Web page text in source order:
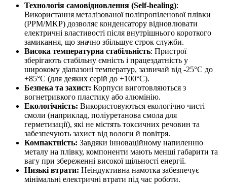
Технологія самовідновлення (Self-healing):
Використання металізованої поліпропіленової плівки
(PPM/MKP) дозволяє конденсатору відновлювати
електричні властивості після внутрішнього короткого
замикання, що значно збільшує строк служби.
Висока температурна стабільність: Пристрої
зберігають стабільну ємність і працездатність у
широкому діапазоні температур, зазвичай від -25°C до
+85°C (для деяких серій до +100°C).
Безпека та захист: Корпуси виготовляються з
вогнетривкого пластику або алюмінію.
Екологічність: Використовуються екологічно чисті
смоли (наприклад, поліуретанова смола для
герметизації), які не містять токсичних речовин та
забезпечують захист від вологи й повітря.
Компактність: Завдяки інноваційному напиленню
металу на плівку, компоненти мають менші габарити та
вагу при збереженні високої щільності енергії.
Низькі втрати: Неіндуктивна намотка забезпечує
мінімальні електричні втрати під час роботи.